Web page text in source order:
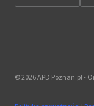
© 2026 APD Poznan.pl -